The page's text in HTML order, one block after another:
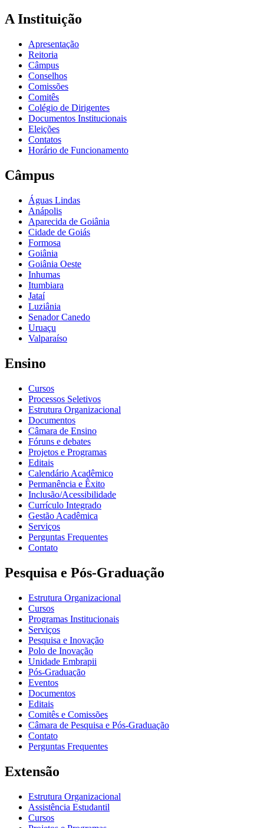
A Instituição
Apresentação
Reitoria
Câmpus
Conselhos
Comissões
Comitês
Colégio de Dirigentes
Documentos Institucionais
Eleições
Contatos
Horário de Funcionamento
Câmpus
Águas Lindas
Anápolis
Aparecida de Goiânia
Cidade de Goiás
Formosa
Goiânia
Goiânia Oeste
Inhumas
Itumbiara
Jataí
Luziânia
Senador Canedo
Uruaçu
Valparaíso
Ensino
Cursos
Processos Seletivos
Estrutura Organizacional
Documentos
Câmara de Ensino
Fóruns e debates
Projetos e Programas
Editais
Calendário Acadêmico
Permanência e Êxito
Inclusão/Acessibilidade
Currículo Integrado
Gestão Acadêmica
Serviços
Perguntas Frequentes
Contato
Pesquisa e Pós-Graduação
Estrutura Organizacional
Cursos
Programas Institucionais
Serviços
Pesquisa e Inovação
Polo de Inovação
Unidade Embrapii
Pós-Graduação
Eventos
Documentos
Editais
Comitês e Comissões
Câmara de Pesquisa e Pós-Graduação
Contato
Perguntas Frequentes
Extensão
Estrutura Organizacional
Assistência Estudantil
Cursos